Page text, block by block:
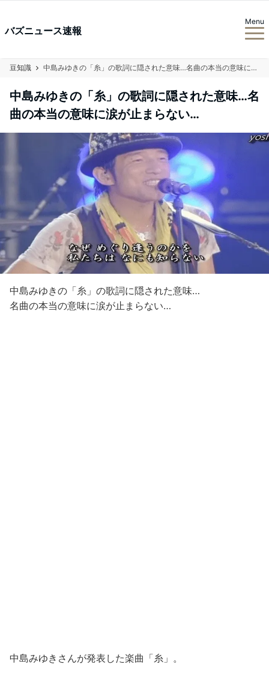
バズニュース速報
Menu
豆知識 中島みゆきの「糸」の歌詞に隠された意味…名曲の本当の意味に涙が止まらない…
中島みゆきの「糸」の歌詞に隠された意味…名
曲の本当の意味に涙が止まらない…
中島みゆきの「糸」の歌詞に隠された意味…
名曲の本当の意味に涙が止まらない…
中島みゆきさんが発表した楽曲「糸」。